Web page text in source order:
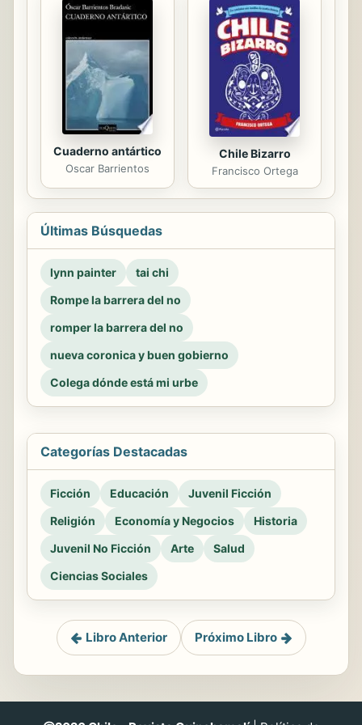
Cuaderno antártico
Oscar Barrientos
Chile Bizarro
Francisco Ortega
Últimas Búsquedas
lynn painter
tai chi
Rompe la barrera del no
romper la barrera del no
nueva coronica y buen gobierno
Colega dónde está mi urbe
Categorías Destacadas
Ficción Educación
Juvenil Ficción
Religión
Economía y Negocios
Historia
Juvenil No Ficción
Arte
Salud
Ciencias Sociales
Libro Anterior Próximo Libro